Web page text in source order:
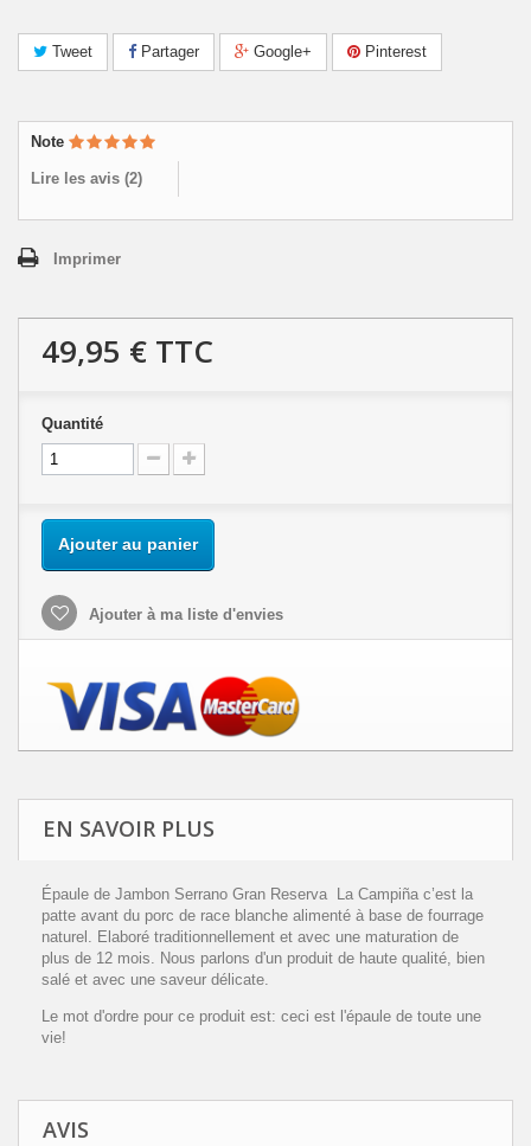
Tweet Partager Google+ Pinterest
Note
Lire les avis (2)
Imprimer
49,95 € TTC
Quantité
Ajouter au panier
Ajouter à ma liste d'envies
EN SAVOIR PLUS
Épaule de Jambon Serrano Gran Reserva La Campiña c’est la
patte avant du porc de race blanche alimenté à base de fourrage
naturel. Elaboré traditionnellement et avec une maturation de
plus de 12 mois. Nous parlons d'un produit de haute qualité, bien
salé et avec une saveur délicate.
Le mot d'ordre pour ce produit est: ceci est l'épaule de toute une
vie!
AVIS